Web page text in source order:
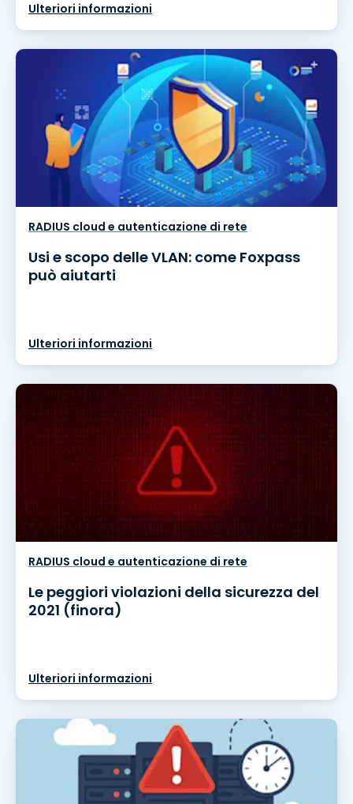
Ulteriori informazioni
RADIUS cloud e autenticazione di rete
Usi e scopo delle VLAN: come Foxpass
può aiutarti
Ulteriori informazioni
RADIUS cloud e autenticazione di rete
Le peggiori violazioni della sicurezza del
2021 (finora)
Ulteriori informazioni